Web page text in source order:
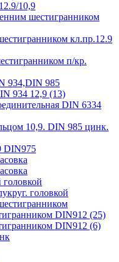
10,9
шестигранником
кл.пр.12.9
п/кр.
934,DIN 985
934 12,9 (13)
DIN 6334
10,9. DIN 985 цинк.
DIN975
головкой
DIN912 (25)
DIN912 (6)